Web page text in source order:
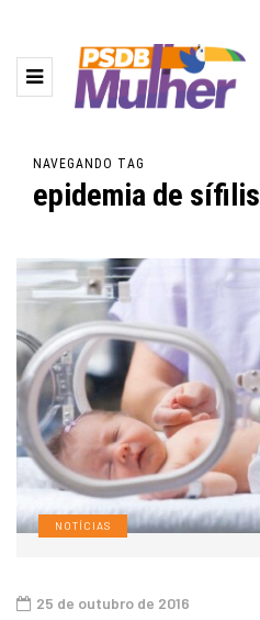
NAVEGANDO TAG
epidemia de sífilis
NOTÍCIAS
25 de outubro de 2016